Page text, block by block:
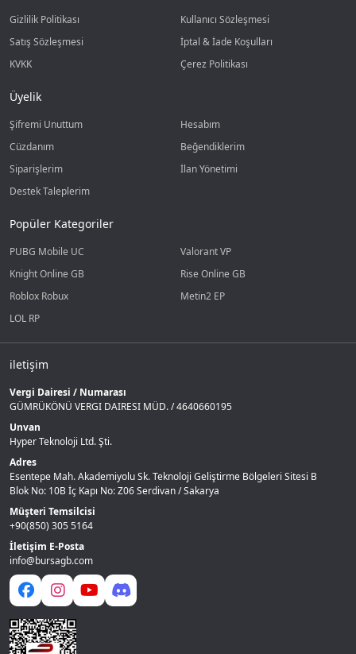
Gizlilik Politikası
Kullanıcı Sözleşmesi
Satış Sözleşmesi
İptal & İade Koşulları
KVKK
Çerez Politikası
Üyelik
Şifremi Unuttum
Hesabım
Cüzdanım
Beğendiklerim
Siparişlerim
İlan Yönetimi
Destek Taleplerim
Popüler Kategoriler
PUBG Mobile UC
Valorant VP
Knight Online GB
Rise Online GB
Roblox Robux
Metin2 EP
LOL RP
iletişim
Vergi Dairesi / Numarası
GÜMRÜKÖNÜ VERGI DAIRESI MÜD. / 4640660195
Unvan
Hyper Teknoloji Ltd. Şti.
Adres
Esentepe Mah. Akademiyolu Sk. Teknoloji Geliştirme Bölgeleri Sitesi B
Blok No: 10B İç Kapı No: Z06 Serdivan / Sakarya
Müşteri Temsilcisi
+90(850) 305 5164
İletişim E-Posta
info@bursagb.com